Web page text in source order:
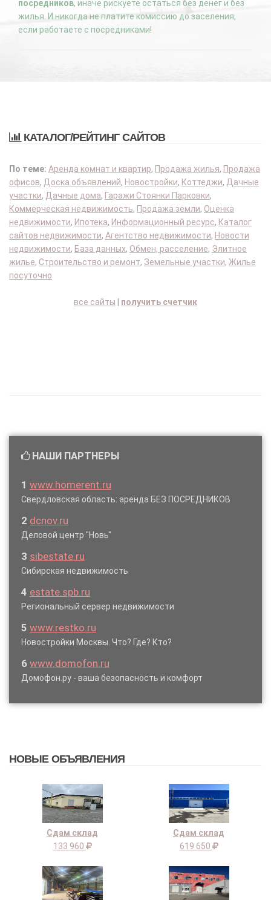
посредников, иначе рискуете остаться без денег и без
жилья. И никогда не платите комиссию до заселения,
если работаете с посредниками!
КАТАЛОГ/РЕЙТИНГ САЙТОВ
По теме: Аренда комнат и квартир, Продажа жилья, Продажа
офисов, Доска объявлений, Новостройки, Коттеджи, Дачные
участки, Дачные дома, Гаражи Стоянки Парковки,
Коммерческая недвижимость, Продажа земли, Оценка
недвижимости, Ипотека, Информационный ресурс, Каталог
сайтов недвижимости, Агентство недвижимости, Новости
недвижимости, База данных, Обмен, расселение, Элитное
жилье, Строительство и ремонт, Земельные участки, Жилье
посуточно
все сайты получить счетчик
НАШИ ПАРТНЕРЫ
1 www.homerent.ru
Свердловская область: аренда БЕЗ ПОСРЕДНИКОВ
2 dcnov.ru
Деловой центр "Новь"
3 sibestate.ru
Сибирская недвижимость
4 estate.spb.ru
Региональный сервер недвижимости
5 www.restko.ru
Новостройки Москвы. Что? Где? Кто?
6 www.domofon.ru
Домофон.ру - ваша безопасность и комфорт
НОВЫЕ ОБЪЯВЛЕНИЯ
Сдам склад
133 960
Сдам склад
619 650